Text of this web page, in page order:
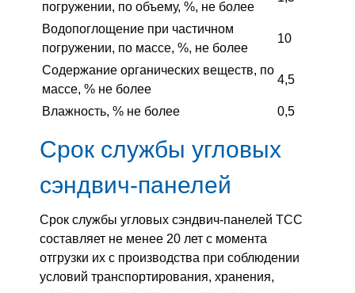
погружении, по объему, %, не более
Водопоглощение при частичном
погружении, по массе, %, не более
10
Содержание органических веществ, по
массе, % не более
4,5
Влажность, % не более 0,5
Срок службы угловых
сэндвич-панелей
Срок службы угловых сэндвич-панелей ТСС
составляет не менее 20 лет с момента
отгрузки их с производства при соблюдении
условий транспортирования, хранения,